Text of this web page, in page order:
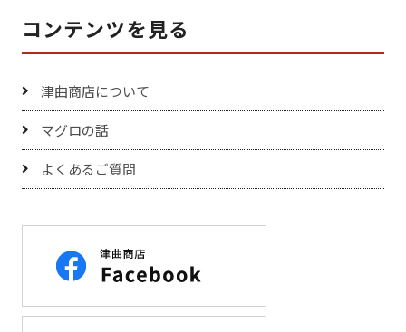
コンテンツを見る
津曲商店について
マグロの話
よくあるご質問